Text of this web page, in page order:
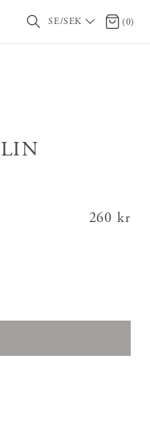
SE/SEK 0 (0)
Pris :
260 kr